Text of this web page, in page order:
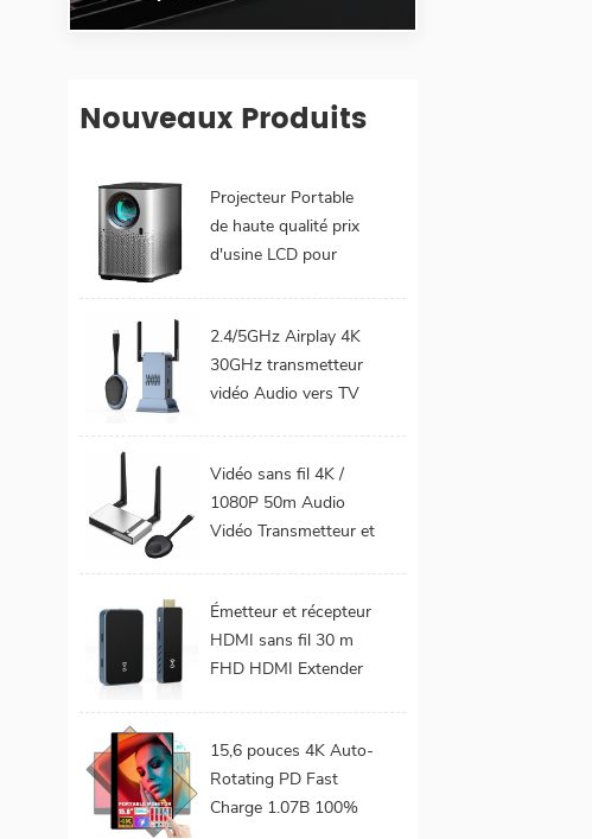
Nouveaux Produits
Projecteur Portable
de haute qualité prix
d'usine LCD pour
Android 9.0 16GB
32GB WiFi Home
cinéma
2.4/5GHz Airplay 4K
30GHz transmetteur
vidéo Audio vers TV
émetteur et récepteur
HDMI sans fil
Vidéo sans fil 4K /
1080P 50m Audio
Vidéo Transmetteur et
moniteur TV
Émetteur et récepteur
HDMI sans fil 30 m
FHD HDMI Extender
projecteur TV pour les
jeux 0 latence
15,6 pouces 4K Auto-
Rotating PD Fast
Charge 1.07B 100%